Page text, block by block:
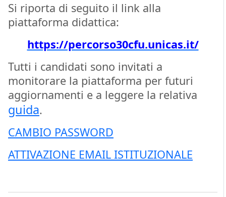
Si riporta di seguito il link alla
piattaforma didattica:
https://percorso30cfu.unicas.it/
Tutti i candidati sono invitati a
monitorare la piattaforma per futuri
aggiornamenti e a leggere la relativa
guida.
CAMBIO PASSWORD
ATTIVAZIONE EMAIL ISTITUZIONALE